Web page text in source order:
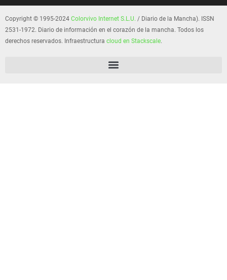
Copyright © 1995-2024 Colorvivo Internet S.L.U. / Diario de la Mancha). ISSN
2531-1972. Diario de información en el corazón de la mancha. Todos los
derechos reservados. Infraestructura cloud en Stackscale.